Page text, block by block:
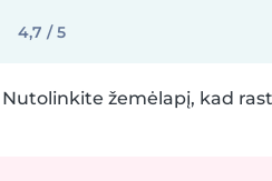
4,7 / 5
Nutolinkite žemėlapį, kad